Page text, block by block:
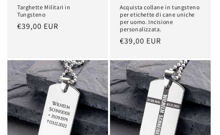
Targhette Militari in
Tungsteno
Prezzo
€39,00 EUR
Acquista collane in tungsteno
per etichette di cane uniche
per uomo. Incisione
personalizzata.
Prezzo
listino
€39,00 EUR